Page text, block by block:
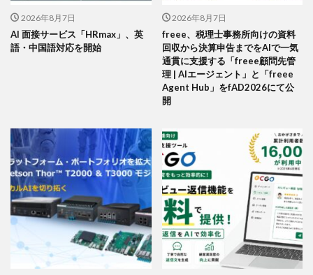
2026年8月7日
AI 面接サービス「HRmax」、英
語・中国語対応を開始
2026年8月7日
freee、税理士事務所向けの資料
回収から決算申告までをAIで一気
通貫に支援する「freee顧問先管
理 | AIエージェント」と「freee
Agent Hub」をfAD2026にて公
開